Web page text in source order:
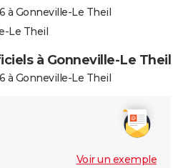
à Gonneville-Le Theil
Le Theil
à Gonneville-Le Theil
à Gonneville-Le Theil
Voir un exemple